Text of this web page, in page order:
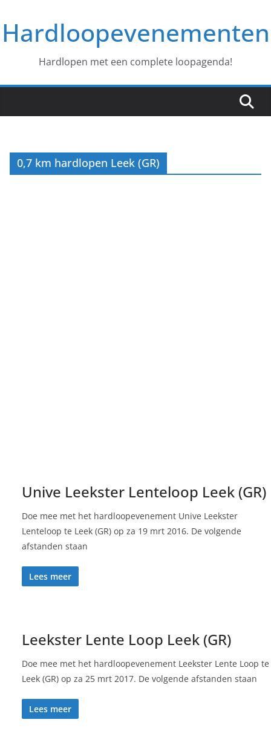
naar
deHardloopevenementen
Hardlopen met een complete loopagenda!
0,7 km hardlopen Leek (GR)
Unive Leekster Lenteloop Leek (GR)
Doe mee met het hardloopevenement Unive Leekster
Lenteloop te Leek (GR) op za 19 mrt 2016. De volgende
afstanden staan
Lees meer
Leekster Lente Loop Leek (GR)
Doe mee met het hardloopevenement Leekster Lente Loop te
Leek (GR) op za 25 mrt 2017. De volgende afstanden staan
Lees meer